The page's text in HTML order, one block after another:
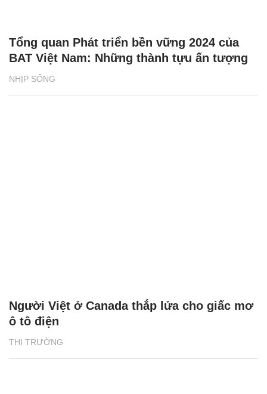
NHỊP SỐNG
Tổng quan Phát triển bền vững 2024 của
BAT Việt Nam: Những thành tựu ấn tượng
THỊ TRƯỜNG
Người Việt ở Canada thắp lửa cho giấc mơ
ô tô điện